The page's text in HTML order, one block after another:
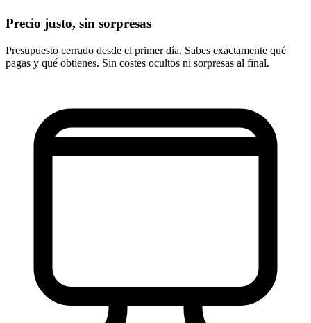
Precio justo, sin sorpresas
Presupuesto cerrado desde el primer día. Sabes exactamente qué
pagas y qué obtienes. Sin costes ocultos ni sorpresas al final.